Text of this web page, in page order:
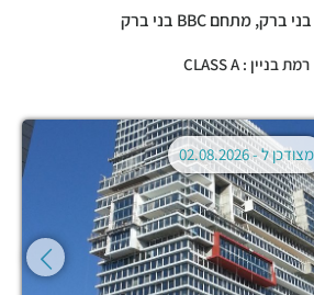
בני ברק,מתחם BBC בני ברק
רמת בניין : CLASS A
מצודכן ל -02.08.2026